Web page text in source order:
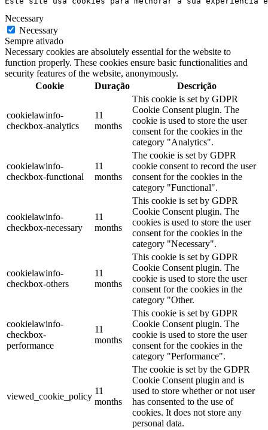
Necessary
Necessary
Sempre ativado
Necessary cookies are absolutely essential for the website to
function properly. These cookies ensure basic functionalities and
security features of the website, anonymously.
Cookie
Duração Descrição
cookielawinfo-
checkbox-analytics
11
months
This cookie is set by GDPR
Cookie Consent plugin. The
cookie is used to store the user
consent for the cookies in the
category "Analytics".
cookielawinfo-
checkbox-functional
11
months
The cookie is set by GDPR
cookie consent to record the user
consent for the cookies in the
category "Functional".
cookielawinfo-
checkbox-necessary
11
months
This cookie is set by GDPR
Cookie Consent plugin. The
cookies is used to store the user
consent for the cookies in the
category "Necessary".
cookielawinfo-
checkbox-others
11
months
This cookie is set by GDPR
Cookie Consent plugin. The
cookie is used to store the user
consent for the cookies in the
category "Other.
cookielawinfo-
checkbox-
performance
11
months
This cookie is set by GDPR
Cookie Consent plugin. The
cookie is used to store the user
consent for the cookies in the
category "Performance".
viewed_cookie_policy
11
months
The cookie is set by the GDPR
Cookie Consent plugin and is
used to store whether or not user
has consented to the use of
cookies. It does not store any
personal data.